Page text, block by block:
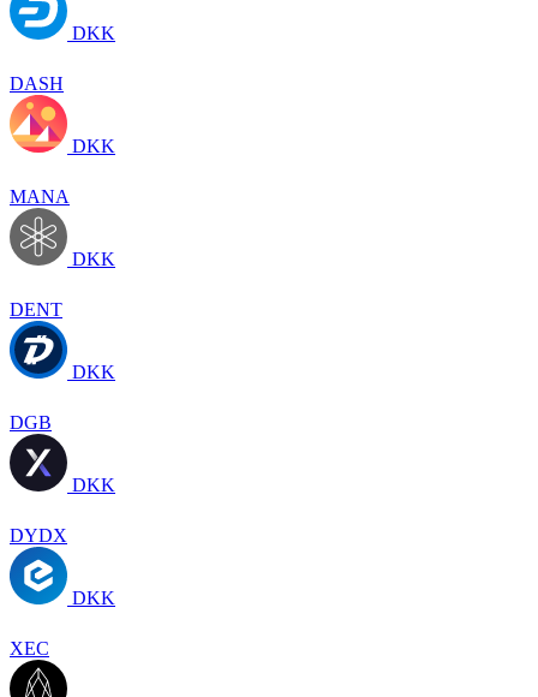
DKK
DASH
DKK
MANA
DKK
DENT
DKK
DGB
DKK
DYDX
DKK
XEC